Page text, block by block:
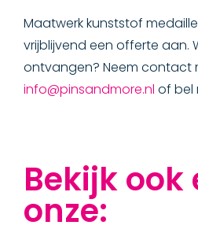
Maatwerk kunststof
vrijblijvend een offerte aan.
ontvangen? Neem contact
info@pinsandmore.nl of bel
Bekijk ook
onze: